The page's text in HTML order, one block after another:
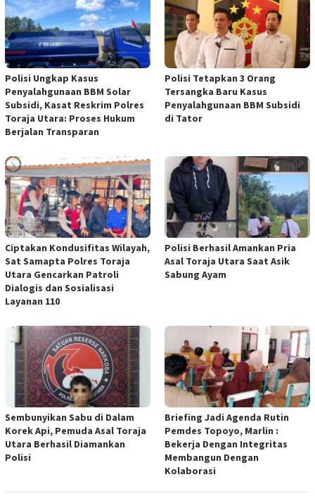
Polisi Ungkap Kasus
Penyalahgunaan BBM Solar
Subsidi, Kasat Reskrim Polres
Toraja Utara: Proses Hukum
Berjalan Transparan
Polisi Tetapkan 3 Orang
Tersangka Baru Kasus
Penyalahgunaan BBM Subsidi
di Tator
Ciptakan Kondusifitas Wilayah,
Sat Samapta Polres Toraja
Utara Gencarkan Patroli
Dialogis dan Sosialisasi
Layanan 110
Polisi Berhasil Amankan Pria
Asal Toraja Utara Saat Asik
Sabung Ayam
Sembunyikan Sabu di Dalam
Korek Api, Pemuda Asal Toraja
Utara Berhasil Diamankan
Polisi
Briefing Jadi Agenda Rutin
Pemdes Topoyo, Marlin :
Bekerja Dengan Integritas
Membangun Dengan
Kolaborasi